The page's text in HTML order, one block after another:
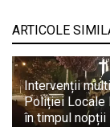
ARTICOLE
Intervenții
Poliției Locale
în timpul nopții